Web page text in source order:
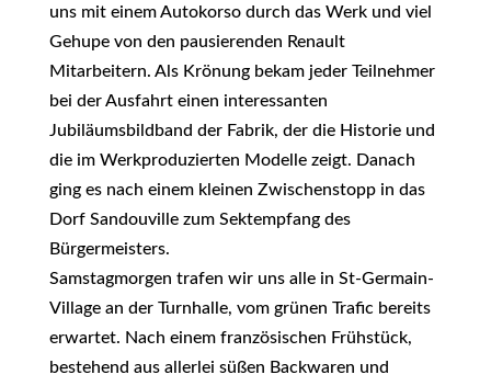
uns mit einem Autokorso durch das Werk und viel
Gehupe von den pausierenden Renault
Mitarbeitern. Als Krönung bekam jeder Teilnehmer
bei der Ausfahrt einen interessanten
Jubiläumsbildband der Fabrik, der die Historie und
die im Werkproduzierten Modelle zeigt. Danach
ging es nach einem kleinen Zwischenstopp in das
Dorf Sandouville zum Sektempfang des
Bürgermeisters.
Samstagmorgen trafen wir uns alle in St-Germain-
Village an der Turnhalle, vom grünen Trafic bereits
erwartet. Nach einem französischen Frühstück,
bestehend aus allerlei süßen Backwaren und